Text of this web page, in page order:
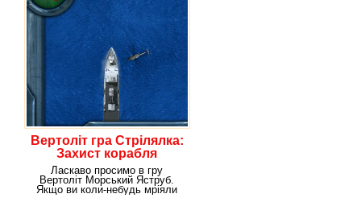
Вертоліт гра Стрілялка:
Захист корабля
Ласкаво просимо в гру
Вертоліт Морський Яструб.
Якщо ви коли-небудь мріяли